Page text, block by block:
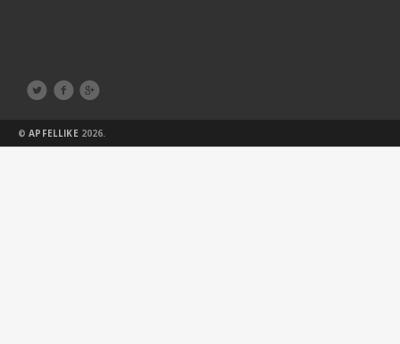
  
©APFELLIKE 2026.